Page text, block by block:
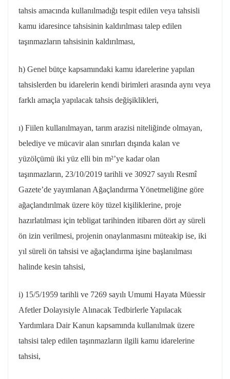
tahsis amacında kullanılmadığı tespit edilen veya tahsisli
kamu idaresince tahsisinin kaldırılması talep edilen
taşınmazların tahsisinin kaldırılması,
h) Genel bütçe kapsamındaki kamu idarelerine yapılan
tahsislerden bu idarelerin kendi birimleri arasında aynı veya
farklı amaçla yapılacak tahsis değişiklikleri,
ı) Fiilen kullanılmayan, tarım arazisi niteliğinde olmayan,
belediye ve mücavir alan sınırları dışında kalan ve
yüzölçümü iki yüz elli bin m²’ye kadar olan
taşınmazların, 23/10/2019 tarihli ve 30927 sayılı Resmî
Gazete’de yayımlanan Ağaçlandırma Yönetmeliğine göre
ağaçlandırılmak üzere köy tüzel kişiliklerine, proje
hazırlatılması için tebligat tarihinden itibaren dört ay süreli
ön izin verilmesi, projenin onaylanmasını müteakip ise, iki
yıl süreli ön tahsisi ve ağaçlandırma işine başlanılması
halinde kesin tahsisi,
i) 15/5/1959 tarihli ve 7269 sayılı Umumi Hayata Müessir
AfetlerDolayısiyle Alınacak Tedbirlerle Yapılacak
Yardımlara Dair Kanun kapsamında kullanılmak üzere
tahsisi talep edilen taşınmazların ilgili kamu idarelerine
tahsisi,